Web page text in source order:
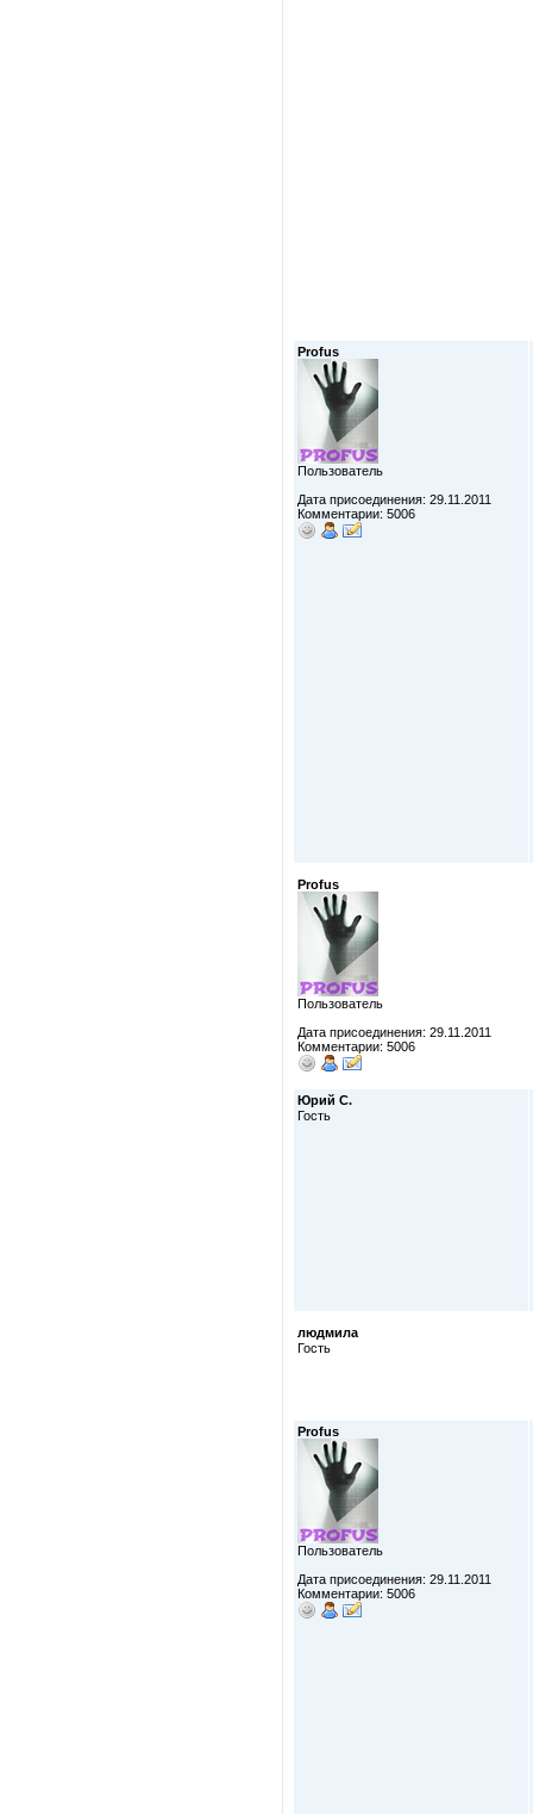
Profus
Пользователь
Дата присоединения: 29.11.2011
Комментарии: 5006
Profus
Пользователь
Дата присоединения: 29.11.2011
Комментарии: 5006
Юрий С.
Гость
людмила
Гость
Profus
Пользователь
Дата присоединения: 29.11.2011
Комментарии: 5006